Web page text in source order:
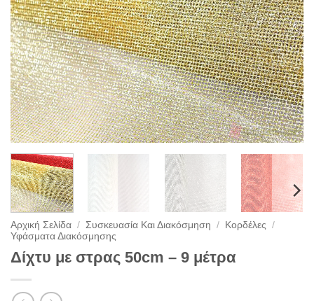
Αρχική Σελίδα / Συσκευασία Και Διακόσμηση / Κορδέλες
/
Υφάσματα Διακόσμησης
Δίχτυ με στρας 50cm – 9 μέτρα